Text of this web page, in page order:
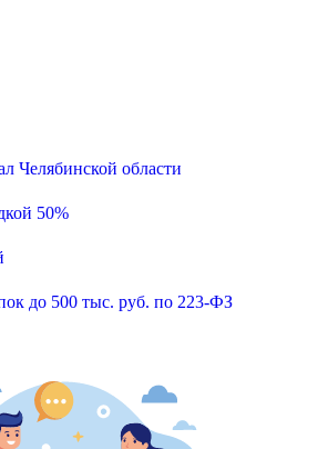
Челябинской области
50%
до 500 тыс. руб. по 223-ФЗ